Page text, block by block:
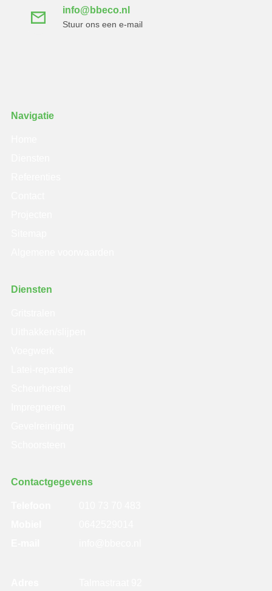
info@bbeco.nl
Stuur ons een e-mail
Navigatie
Diensten
Contactgegevens